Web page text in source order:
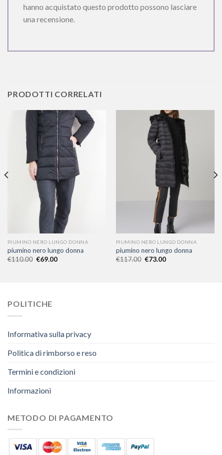
hanno acquistato questo prodotto possono lasciare
una recensione.
PRODOTTI CORRELATI
PIUMINO NERO LUNGO DONNA
piumino nero lungo donna
€110.00 €69.00
PIUMINO NERO LUNGO DONNA
piumino nero lungo donna
€117.00 €73.00
POLITICHE
Informativa sulla privacy
Politica di rimborso e reso
Termini e condizioni
Informazioni
METODO DI PAGAMENTO